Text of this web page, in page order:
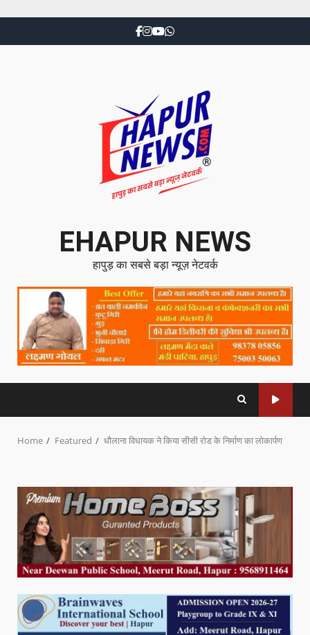
EHAPUR NEWS
हापुड़ का सबसे बड़ा न्यूज़ नेटवर्क
Home Featured धौलाना विधायक ने किया सीसी रोड के निर्माण का लोकार्पण